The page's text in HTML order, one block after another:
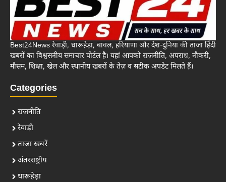
Best24News रेवाड़ी, धारूहेड़ा, बावल, हरियाणा और देश-दुनिया की ताजा हिंदी
खबरों का विश्वसनीय समाचार पोर्टल है। यहां आपको राजनीति, अपराध, नौकरी,
मौसम, शिक्षा, खेल और स्थानीय खबरों के तेज़ व सटीक अपडेट मिलते हैं।
Categories
राजनीति
रेवाड़ी
ताजा खबरें
अंतरराष्ट्रीय
धारूहेड़ा